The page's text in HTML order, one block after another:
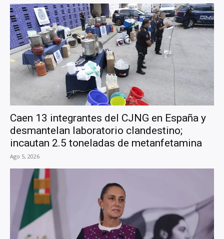
Caen 13 integrantes del CJNG en España y
desmantelan laboratorio clandestino;
incautan 2.5 toneladas de metanfetamina
Ago 5, 2026